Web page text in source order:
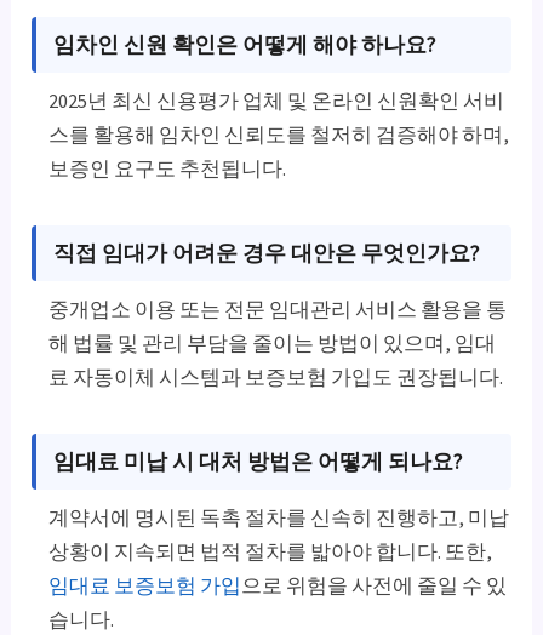
임차인 신원 확인은 어떻게 해야 하나요?
2025년 최신 신용평가 업체 및 온라인 신원확인 서비
스를 활용해 임차인 신뢰도를 철저히 검증해야 하며,
보증인 요구도 추천됩니다.
직접 임대가 어려운 경우 대안은 무엇인가요?
중개업소 이용 또는 전문 임대관리 서비스 활용을 통
해 법률 및 관리 부담을 줄이는 방법이 있으며, 임대
료 자동이체 시스템과 보증보험 가입도 권장됩니다.
임대료 미납 시 대처 방법은 어떻게 되나요?
계약서에 명시된 독촉 절차를 신속히 진행하고, 미납
상황이 지속되면 법적 절차를 밟아야 합니다. 또한,
임대료 보증보험 가입으로 위험을 사전에 줄일 수 있
습니다.